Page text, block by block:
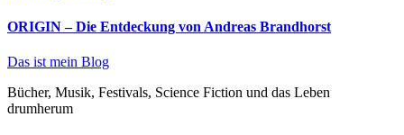
ORIGIN – Die Entdeckung von Andreas Brandhorst
Das ist mein Blog
Bücher, Musik, Festivals, Science Fiction und das Leben
drumherum